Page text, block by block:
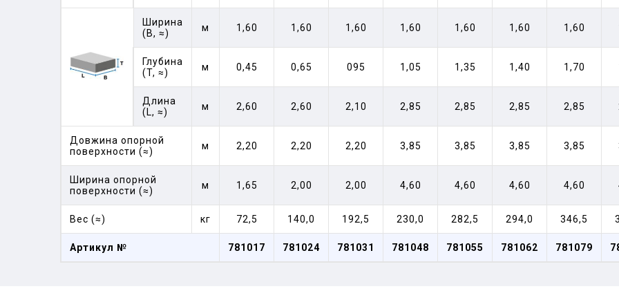
Артикул № 781017 781024 781031 781048 781055 781062 781079
Ширина
(B, ≈)
м 1,60 1,60 1,60 1,60 1,60 1,60 1,60
Глубина
(T, ≈)
м 0,45 0,65 095 1,05 1,35 1,40 1,70
Длина
(L, ≈)
м 2,60 2,60 2,10 2,85 2,85 2,85 2,85
Довжина опорной
поверхности (≈)
м 2,20 2,20 2,20 3,85 3,85 3,85 3,85
Ширина опорной
поверхности (≈)
м 1,65 2,00 2,00 4,60 4,60 4,60 4,60
Вес (≈) кг 72,5 140,0 192,5 230,0 282,5 294,0 346,5